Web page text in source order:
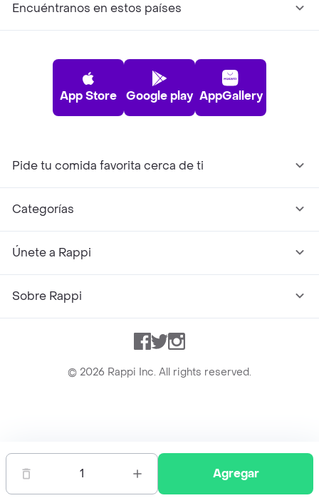
1 Agregar
Encuéntranos en estos países
App Store Google play AppGallery
Pide tu comida favorita cerca de ti
Categorías
Únete a Rappi
Sobre Rappi
Facebook
TwitterInstagram
© 2026 Rappi Inc. All rights reserved.